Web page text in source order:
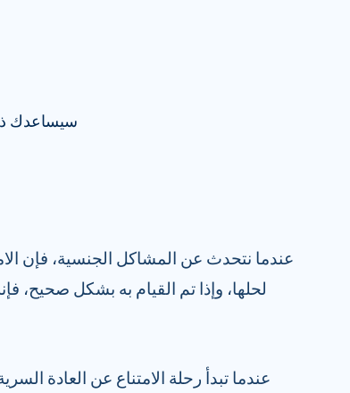
سيساعدك
عندما نتحدث عن المشاكل الجنسية، فإن
لحلها، وإذا تم القيام به بشكل
عندما تبدأ رحلة الامتناع عن العادة